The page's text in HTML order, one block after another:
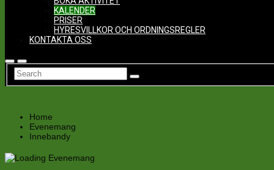
KALENDER
PRISER
HYRESVILLKOR OCH ORDNINGSREGLER
KONTAKTA OSS
Home
Evenemang
Innebandy